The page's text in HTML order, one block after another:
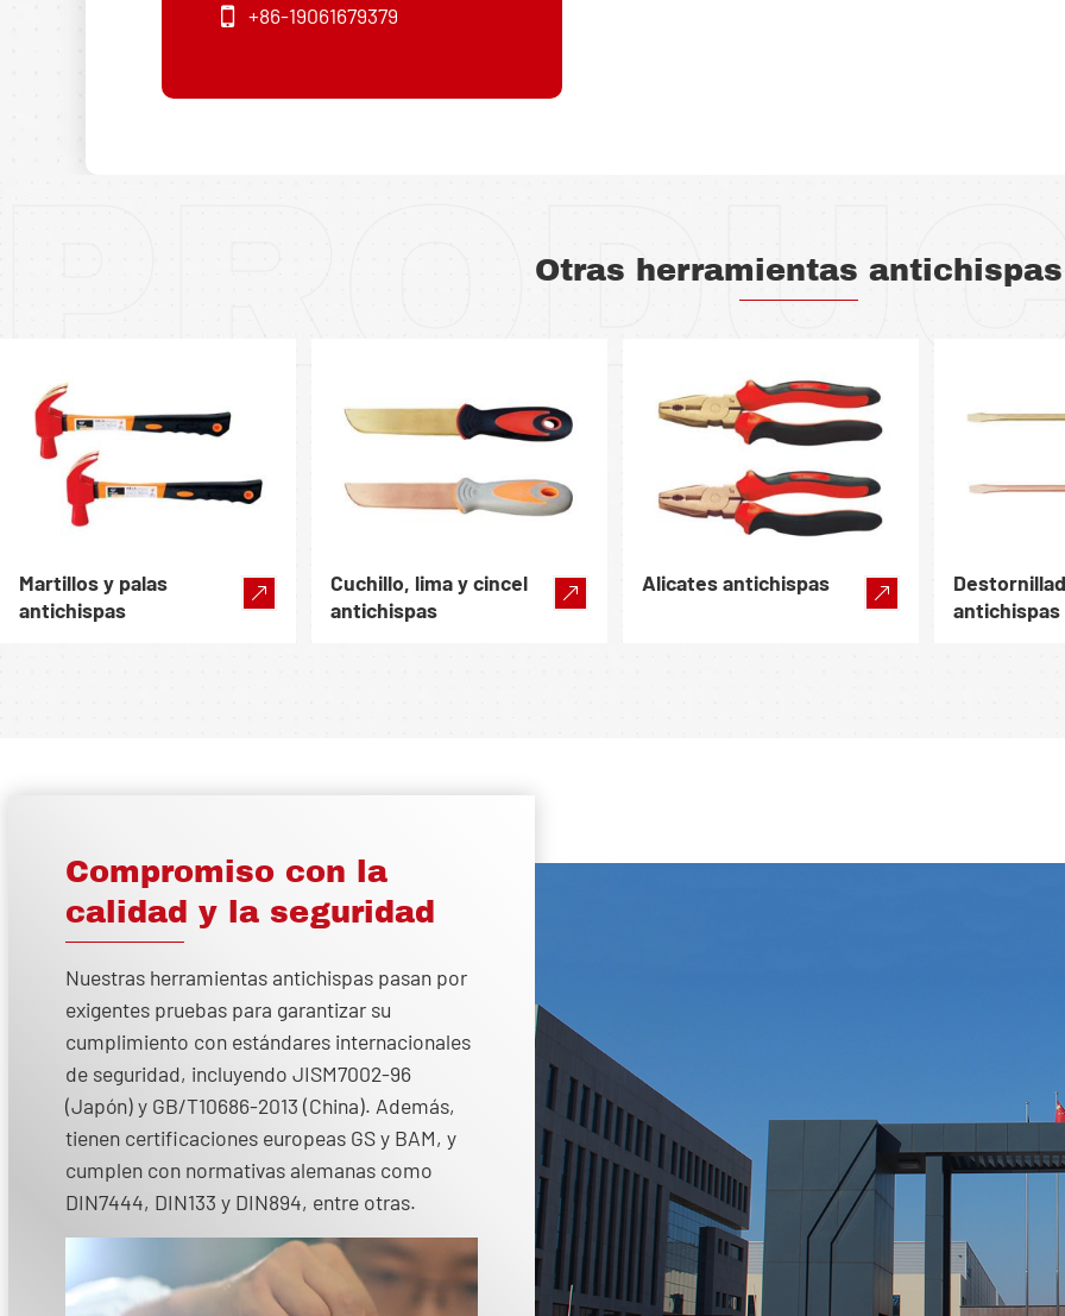
+86-19061679379
Otras herramientas antichispas
Martillos y palas
antichispas
Cuchillo, lima y cincel
antichispas
Alicates antichispas
antichispas
Compromiso con la
calidad y la seguridad
Nuestras herramientas antichispas pasan por
exigentes pruebas para garantizar su
cumplimiento con estándares internacionales
de seguridad, incluyendo JISM7002-96
(Japón) y GB/T10686-2013 (China). Además,
tienen certificaciones europeas GS y BAM, y
cumplen con normativas alemanas como
DIN7444, DIN133 y DIN894, entre otras.